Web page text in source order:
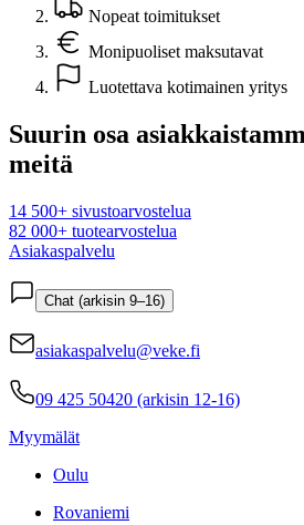
Nopeat toimitukset
Monipuoliset maksutavat
Luotettava kotimainen yritys
Suurin osa
meitä
14 500+ sivustoarvostelua
82 000+ tuotearvostelua
Asiakaspalvelu
Chat (arkisin 9–16)
asiakaspalvelu@veke.fi
09 425 50420 (arkisin 12-16)
Myymälät
Oulu
Rovaniemi